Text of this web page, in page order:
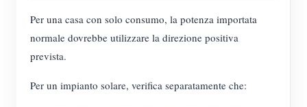
Per una casa con solo consumo, la potenza importata
normale dovrebbe utilizzare la direzione positiva
prevista.
Per un impianto solare, verifica separatamente che: